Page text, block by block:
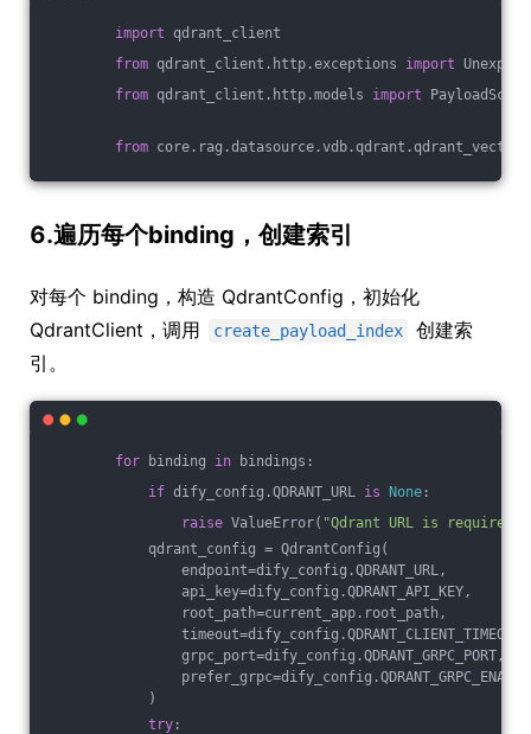
import qdrant_client
from qdrant_client.http.exceptions import
from qdrant_client.http.models import
from core.rag.datasource.vdb.qdrant.qdrant_vector
6.遍历每个binding，创建索引
对每个 binding，构造 QdrantConfig，初始化
QdrantClient，调用
create_payload_index
创建索
引。
for binding in bindings:
if dify_config.QDRANT_URL is None :
raise ValueError( "Qdrant URL is required."
qdrant_config = QdrantConfig(
endpoint=dify_config.QDRANT_URL,
api_key=dify_config.QDRANT_API_KEY,
root_path=current_app.root_path,
timeout=dify_config.QDRANT_CLIENT_TIMEOUT,
grpc_port=dify_config.QDRANT_GRPC_PORT,
)
try :